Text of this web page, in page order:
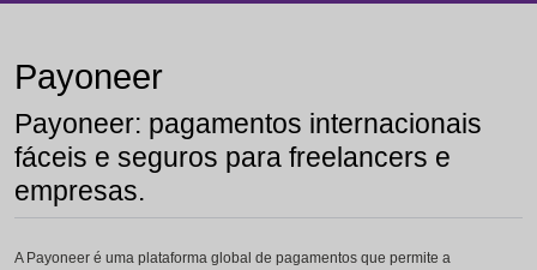
Payoneer
Payoneer: pagamentos internacionais
fáceis e seguros para freelancers e
empresas.
A Payoneer é uma plataforma global de pagamentos que permite a